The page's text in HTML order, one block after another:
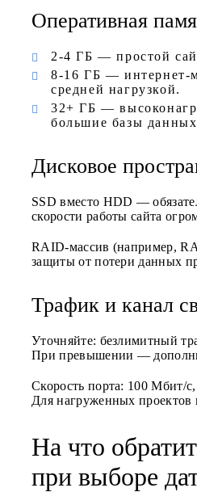
Оперативная
2-4 ГБ — простой
8-16 ГБ — интернет-
средней нагрузкой.
32+ ГБ —
большие базы
Дисковое
SSD вместо HDD —
скорости работы сайта
RAID-массив (например,
защиты от потери данных
Трафик и канал
Уточняйте: безлимитный
При превышении —
Скорость порта: 100 Мбит/
Для нагруженных проектов
На что
при выборе